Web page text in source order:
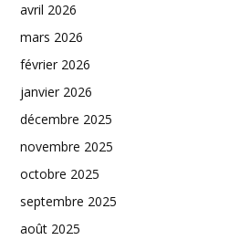
avril 2026
mars 2026
février 2026
janvier 2026
décembre 2025
novembre 2025
octobre 2025
septembre 2025
août 2025